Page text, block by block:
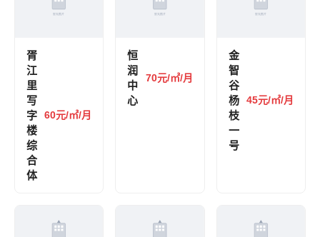
胥
江
里
写
字
楼
综
合
体
60元/㎡/月
恒
润
中
心
70元/㎡/月
金
智
谷
杨
枝
一
号
45元/㎡/月